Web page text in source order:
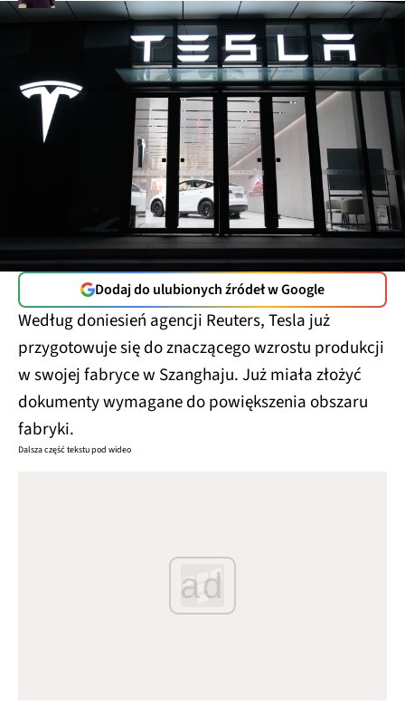
Dodaj do ulubionych źródeł w Google
Według doniesień agencji Reuters, Tesla już
przygotowuje się do znaczącego wzrostu produkcji
w swojej fabryce w Szanghaju. Już miała złożyć
dokumenty wymagane do powiększenia obszaru
fabryki.
Dalsza część tekstu pod wideo
ad